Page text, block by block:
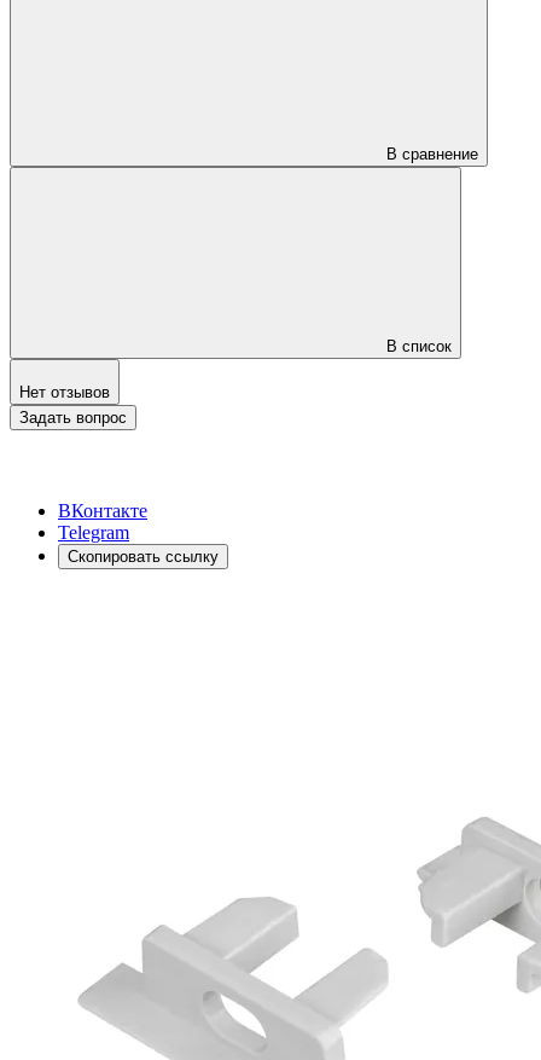
В сравнение
В список
Нет отзывов
Задать вопрос
ВКонтакте
Telegram
Скопировать ссылку